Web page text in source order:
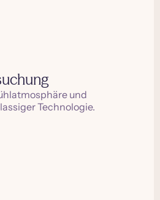
und
Technologie.